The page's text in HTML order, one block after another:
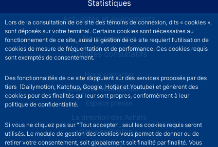
Lors de la consultation de ce site des témoins de connexion, dits « cookies »,
sont déposés sur votre terminal. Certains cookies sont nécessaires au
fonctionnement de ce site, aussi la gestion de ce site requiert l’utilisation de
cookies de mesure de fréquentation et de performance. Ces cookies requis
sont exemptés de consentement.
Des fonctionnalités de ce site s’appuient sur des services proposés par des
tiers (Dailymotion, Katchup, Google, Hotjar et Youtube) et génèrent des
cookies pour des finalités qui leur sont propres, conformément à leur
politique de confidentialité.
Si vous ne cliquez pas sur "Tout accepter", seul les cookies requis seront
utilisés. Le module de gestion des cookies vous permet de donner ou de
retirer votre consentement, soit globalement soit finalité par finalité. Vous
Statistiques
Actualités et événements
Nous rejoindre
Comités consultatifs
Footer secondary menuNous contacter
Sourds et malentendants
Espace presse
La direction des Achats
Services Publics +
Glossaire